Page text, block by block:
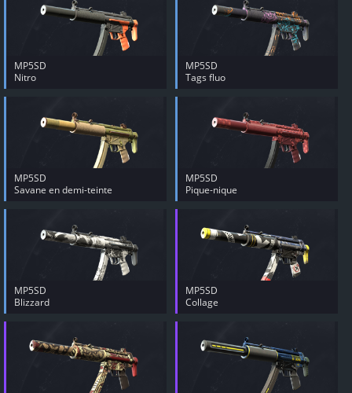
MP5SD
Nitro
MP5SD
Tags fluo
MP5SD
Savane en demi-teinte
MP5SD
Pique-nique
MP5SD
Blizzard
MP5SD
Collage